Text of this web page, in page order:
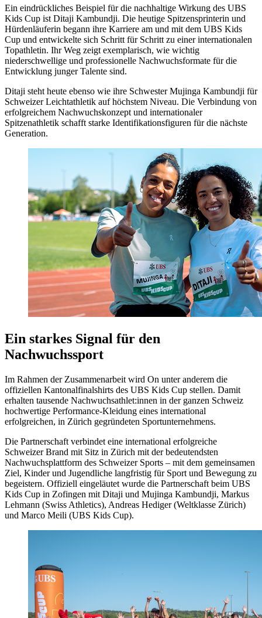
Ein eindrückliches Beispiel für die nachhaltige Wirkung des UBS
Kids Cup ist Ditaji Kambundji. Die heutige Spitzensprinterin und
Hürdenläuferin begann ihre Karriere am und mit dem UBS Kids
Cup und entwickelte sich Schritt für Schritt zu einer internationalen
Topathletin. Ihr Weg zeigt exemplarisch, wie wichtig
niederschwellige und professionelle Nachwuchsformate für die
Entwicklung junger Talente sind.
Ditaji steht heute ebenso wie ihre Schwester Mujinga Kambundji für
Schweizer Leichtathletik auf höchstem Niveau. Die Verbindung von
erfolgreichem Nachwuchskonzept und internationaler
Spitzenathletik schafft starke Identifikationsfiguren für die nächste
Generation.
Ein starkes Signal für den
Nachwuchssport
Im Rahmen der Zusammenarbeit wird On unter anderem die
offiziellen Kantonalfinalshirts des UBS Kids Cup stellen. Damit
erhalten tausende Nachwuchsathlet:innen in der ganzen Schweiz
hochwertige Performance-Kleidung eines international
erfolgreichen, in Zürich gegründeten Sportunternehmens.
Die Partnerschaft verbindet eine international erfolgreiche
Schweizer Brand mit Sitz in Zürich mit der bedeutendsten
Nachwuchsplattform des Schweizer Sports – mit dem gemeinsamen
Ziel, Kinder und Jugendliche langfristig für Sport und Bewegung zu
begeistern. Offiziell eingeläutet wurde die Partnerschaft beim UBS
Kids Cup in Zofingen mit Ditaji und Mujinga Kambundji, Markus
Lehmann (Swiss Athletics), Andreas Hediger (Weltklasse Zürich)
und Marco Meili (UBS Kids Cup).